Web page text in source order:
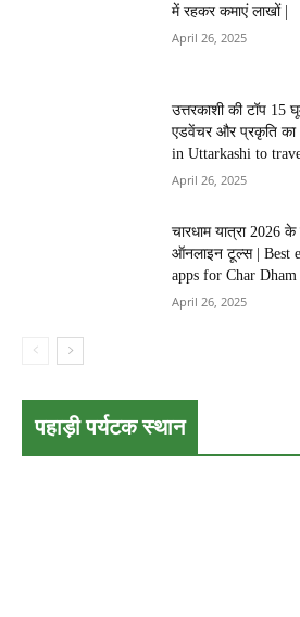
में रहकर कमाएं लाखों |
April 26, 2025
उत्तरकाशी की टॉप 15
एडवेंचर और प्रकृति का
in Uttarkashi to
April 26, 2025
चारधाम यात्रा 2026
ऑनलाइन टूल्स | Best
apps for Char
April 26, 2025
पहाड़ी पर्यटक स्थान